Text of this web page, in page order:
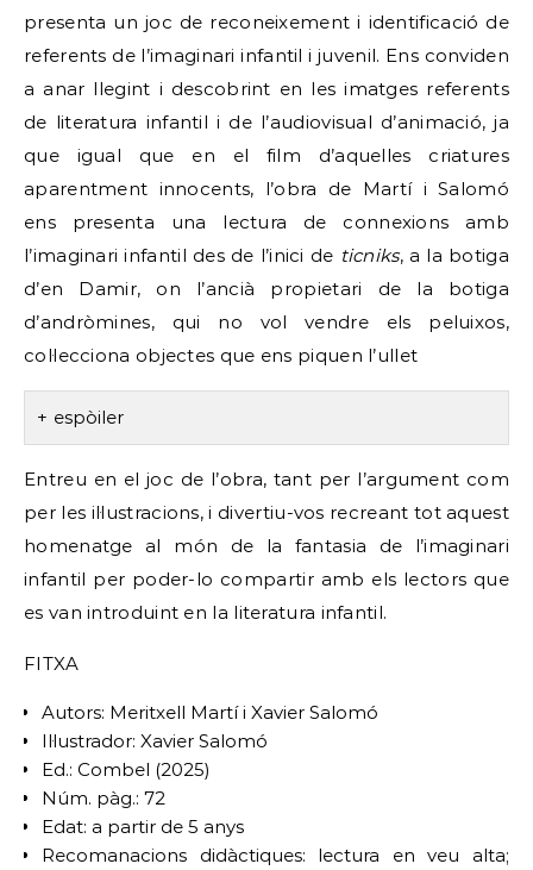
presenta un joc de reconeixement i identificació de
referents de l’imaginari infantil i juvenil. Ens conviden
a anar llegint i descobrint en les imatges referents
de literatura infantil i de l’audiovisual d’animació, ja
que igual que en el film d’aquelles criatures
aparentment innocents, l’obra de Martí i Salomó
ens presenta una lectura de connexions amb
l’imaginari infantil des de l’inici de ticniks, a la botiga
d’en Damir, on l’ancià propietari de la botiga
d’andròmines, qui no vol vendre els peluixos,
col·lecciona objectes que ens piquen l’ullet
espòiler
Entreu en el joc de l’obra, tant per l’argument com
per les il·lustracions, i divertiu-vos recreant tot aquest
homenatge al món de la fantasia de l’imaginari
infantil per poder-lo compartir amb els lectors que
es van introduint en la literatura infantil.
FITXA
Autors: Meritxell Martí i Xavier Salomó
Il·lustrador: Xavier Salomó
Ed.: Combel (2025)
Núm. pàg.: 72
Edat: a partir de 5 anys
Recomanacions didàctiques: lectura en veu alta;